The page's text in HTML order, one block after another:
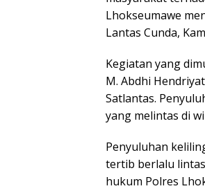
Lhokseumawe
Lantas Cunda,
Kegiatan yang
M. Abdhi
Satlantas.
yang melintas di
Penyuluhan
tertib berlalu
hukum Polres